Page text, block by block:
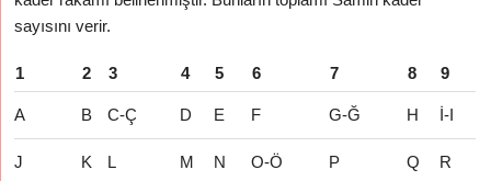
sayısını verir.
1 2 3 4 5 6 7 8 9
A B C-Ç D E F G-Ğ H İ-I
J K L M N O-Ö P Q R